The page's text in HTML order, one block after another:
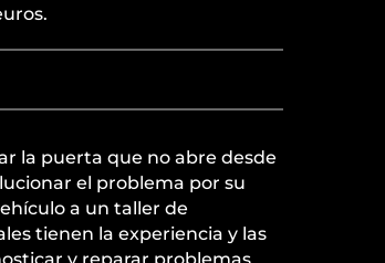
la puerta que no abre desde
el problema por su
a un taller de
tienen la experiencia y las